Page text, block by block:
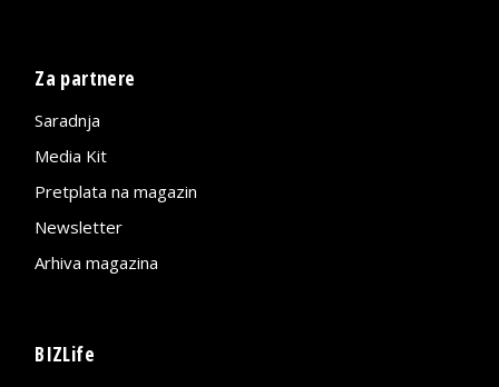
Za partnere
Saradnja
Media Kit
Pretplata na magazin
Newsletter
Arhiva magazina
BIZLife